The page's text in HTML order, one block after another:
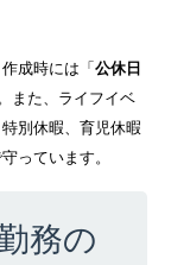
成時には「 公休日
また、ライフイベ
別休暇、育児休暇
っています。
務の